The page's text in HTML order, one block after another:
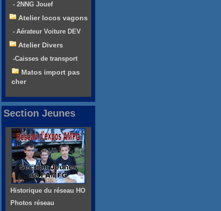
- 2NNG Jouef
Atelier locos vagons
- Aérateur Voiture DEV
Atelier Divers
-Caisses de transport
Matos import pas
cher
Section Jeunes
Historique du réseau HO
Photos réseau